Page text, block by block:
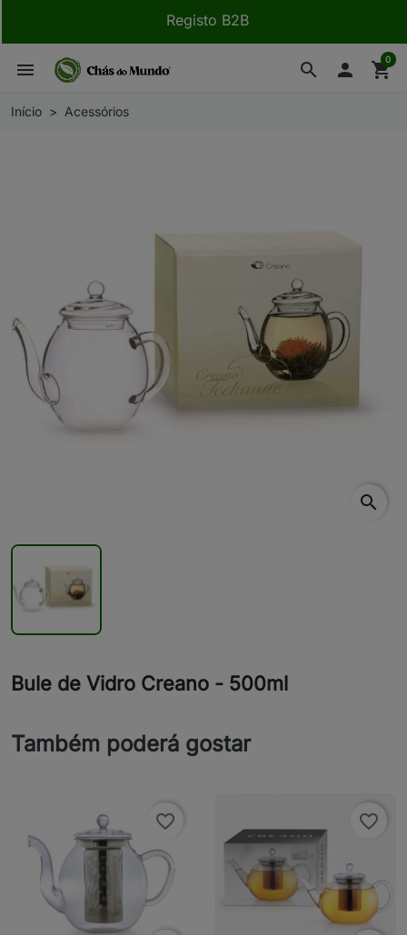
Registo B2B
search
menu  shopping_cart
0
Início Acessórios
search
Bule de Vidro Creano - 500ml
Também poderá gostar
favorite_border favorite_border